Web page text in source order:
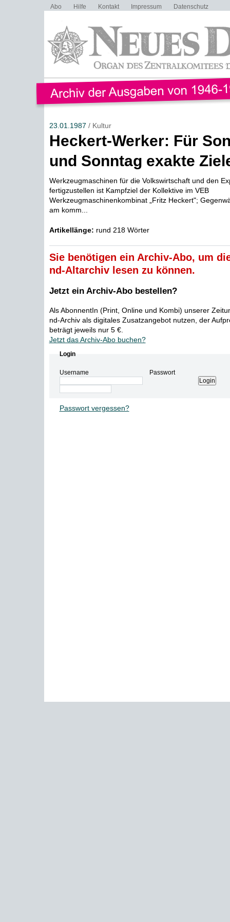
Abo Hilfe Kontakt Impressum Datenschutz
23.01.1987 / Kultur
Heckert-Werker: Für
und Sonntag exakte
Werkzeugmaschinen für die Volkswirtschaft und den
fertigzustellen ist Kampfziel der Kollektive im VEB
Werkzeugmaschinenkombinat „Fritz Heckert";
am komm...
Artikellänge: rund 218 Wörter
Sie benötigen ein Archiv-Abo, um
nd-Altarchiv lesen zu können.
Jetzt ein Archiv-Abo bestellen?
Als AbonnentIn (Print, Online und Kombi) unserer
nd-Archiv als digitales Zusatzangebot nutzen, der
beträgt jeweils nur 5 €.
Jetzt das Archiv-Abo buchen?
Login
Username Passwort
Passwort vergessen?